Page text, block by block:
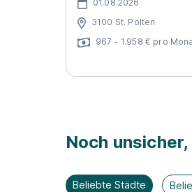
01.08.2026
3100 St. Pölten
967 - 1.958 € pro
Noch
Beliebte Städte